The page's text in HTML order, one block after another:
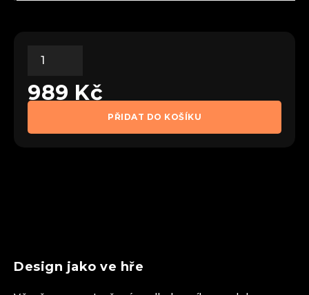
PŘIDAT DO KOŠÍKU
989 Kč
Design jako ve hře